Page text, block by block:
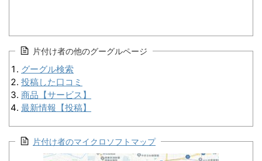
片付け者の他のグーグルページ
グーグル検索
投稿した口コミ
商品【サービス】
最新情報【投稿】
片付け者のマイクロソフトマップ